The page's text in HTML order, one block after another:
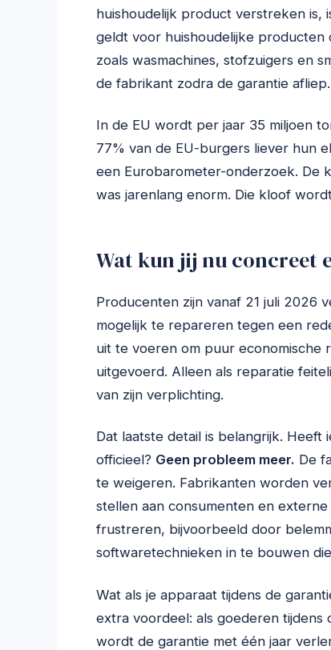
huishoudelijk product verstreken is,
geldt voor huishoudelijke
zoals wasmachines, stofzuigers en
de fabrikant zodra de garantie
In de EU wordt per jaar 35 miljoen
77% van de EU-burgers liever hun
een Eurobarometer-onderzoek. De
was jarenlang enorm. Die kloof
Wat kun jij nu concreet
Producenten zijn vanaf 21 juli 2026
mogelijk te repareren tegen een
uit te voeren om puur economische
uitgevoerd. Alleen als reparatie
van zijn verplichting.
Dat laatste detail is belangrijk.
officieel? Geen probleem meer. De
te weigeren. Fabrikanten worden
stellen aan consumenten en
frustreren, bijvoorbeeld door
softwaretechnieken in te bouwen
Wat als je apparaat tijdens de
extra voordeel: als goederen
wordt de garantie met één jaar